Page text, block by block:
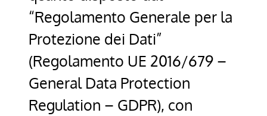
“Regolamento Generale per la
Protezione dei Dati”
(Regolamento UE 2016/679 –
General Data Protection
Regulation – GDPR), con